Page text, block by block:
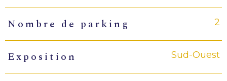
Nombre de parking 2
Exposition Sud-Ouest